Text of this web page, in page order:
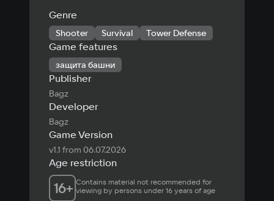
Genre
Shooter Survival Tower Defense
Game features
защита башни
Publisher
Bagz
Developer
Bagz
Game Version
v1.1 from 06.07.2026
Age restriction
16+ Contains material not recommended for
viewing by persons under 16 years of age